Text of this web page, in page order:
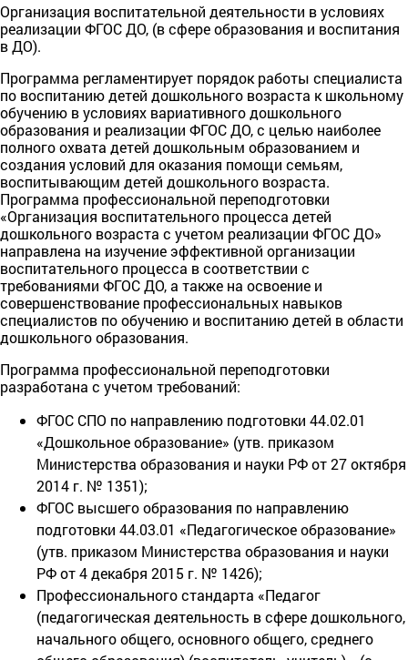
Организация воспитательной деятельности в условиях
реализации ФГОС ДО, (в сфере образования и воспитания
в ДО).
Программа регламентирует порядок работы специалиста
по воспитанию детей дошкольного возраста к школьному
обучению в условиях вариативного дошкольного
образования и реализации ФГОС ДО, с целью наиболее
полного охвата детей дошкольным образованием и
создания условий для оказания помощи семьям,
воспитывающим детей дошкольного возраста.
Программа профессиональной переподготовки
«Организация воспитательного процесса детей
дошкольного возраста с учетом реализации ФГОС ДО»
направлена на изучение эффективной организации
воспитательного процесса в соответствии с
требованиями ФГОС ДО, а также на освоение и
совершенствование профессиональных навыков
специалистов по обучению и воспитанию детей в области
дошкольного образования.
Программа профессиональной переподготовки
разработана с учетом требований:
ФГОС СПО по направлению подготовки 44.02.01
«Дошкольное образование» (утв. приказом
Министерства образования и науки РФ от 27 октября
2014 г. № 1351);
ФГОС высшего образования по направлению
подготовки 44.03.01 «Педагогическое образование»
(утв. приказом Министерства образования и науки
РФ от 4 декабря 2015 г. № 1426);
Профессионального стандарта «Педагог
(педагогическая деятельность в сфере дошкольного,
начального общего, основного общего, среднего